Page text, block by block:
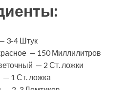
3-4 Штук
— 150 Миллилитров
— 2 Ст. ложки
1 Ст. ложка